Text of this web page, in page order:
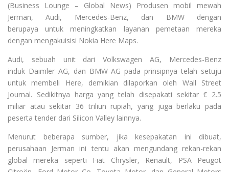
(Business Lounge – Global News) Produsen mobil mewah
Jerman, Audi, Mercedes-Benz, dan BMW dengan
berupaya untuk meningkatkan layanan pemetaan mereka
dengan mengakuisisi Nokia Here Maps.
Audi, sebuah unit dari Volkswagen AG, Mercedes-Benz
induk Daimler AG, dan BMW AG pada prinsipnya telah setuju
untuk membeli Here, demikian dilaporkan oleh Wall Street
Journal. Sedikitnya harga yang telah disepakati sekitar € 2.5
miliar atau sekitar 36 triliun rupiah, yang juga berlaku pada
peserta tender dari Silicon Valley lainnya.
Menurut beberapa sumber, jika kesepakatan ini dibuat,
perusahaan Jerman ini tentu akan mengundang rekan-rekan
global mereka seperti Fiat Chrysler, Renault, PSA Peugot